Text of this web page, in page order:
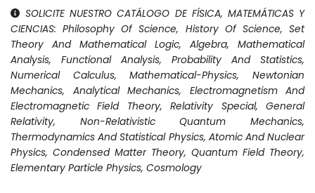
SOLICITE NUESTRO CATÁLOGO DE FÍSICA, MATEMÁTICAS Y
CIENCIAS: Philosophy Of Science, History Of Science, Set
Theory And Mathematical Logic, Algebra, Mathematical
Analysis, Functional Analysis, Probability And Statistics,
Numerical Calculus, Mathematical-Physics, Newtonian
Mechanics, Analytical Mechanics, Electromagnetism And
Electromagnetic Field Theory, Relativity Special, General
Relativity, Non-Relativistic Quantum Mechanics,
Thermodynamics And Statistical Physics, Atomic And Nuclear
Physics, Condensed Matter Theory, Quantum Field Theory,
Elementary Particle Physics, Cosmology